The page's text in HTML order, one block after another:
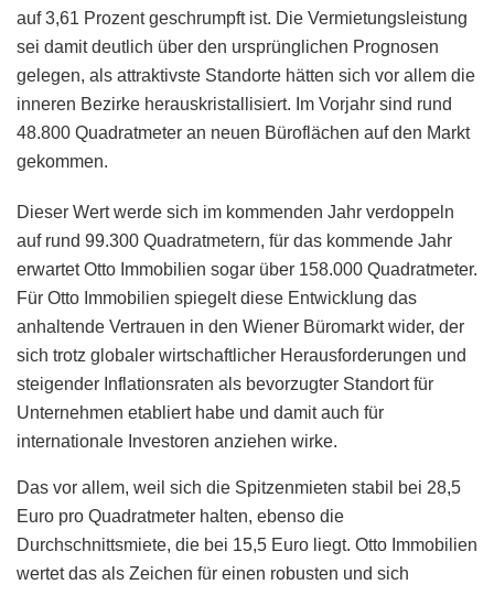
auf 3,61 Prozent geschrumpft ist. Die Vermietungsleistung
sei damit deutlich über den ursprünglichen Prognosen
gelegen, als attraktivste Standorte hätten sich vor allem die
inneren Bezirke herauskristallisiert. Im Vorjahr sind rund
48.800 Quadratmeter an neuen Büroflächen auf den Markt
gekommen.
Dieser Wert werde sich im kommenden Jahr verdoppeln
auf rund 99.300 Quadratmetern, für das kommende Jahr
erwartet Otto Immobilien sogar über 158.000 Quadratmeter.
Für Otto Immobilien spiegelt diese Entwicklung das
anhaltende Vertrauen in den Wiener Büromarkt wider, der
sich trotz globaler wirtschaftlicher Herausforderungen und
steigender Inflationsraten als bevorzugter Standort für
Unternehmen etabliert habe und damit auch für
internationale Investoren anziehen wirke.
Das vor allem, weil sich die Spitzenmieten stabil bei 28,5
Euro pro Quadratmeter halten, ebenso die
Durchschnittsmiete, die bei 15,5 Euro liegt. Otto Immobilien
wertet das als Zeichen für einen robusten und sich